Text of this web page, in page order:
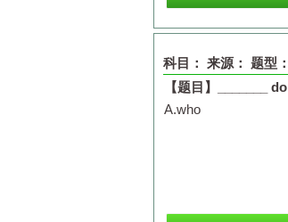
科目： 来源： 题型：
【题目】
_______
A.who